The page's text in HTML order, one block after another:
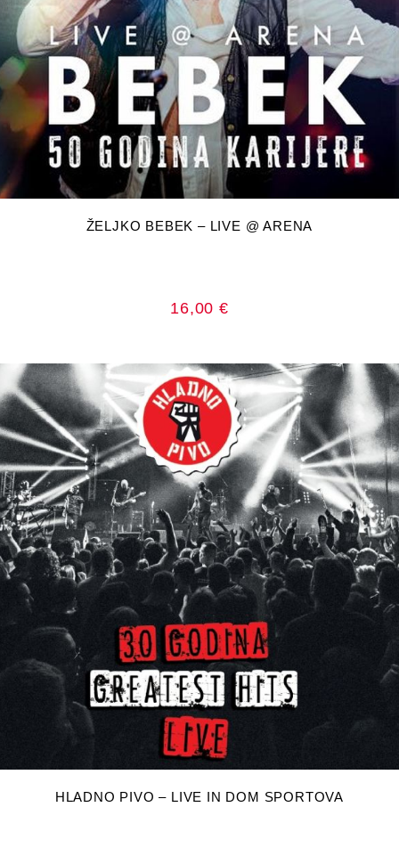
ŽELJKO BEBEK – LIVE @ ARENA
16,00 €
HLADNO PIVO – LIVE IN DOM SPORTOVA